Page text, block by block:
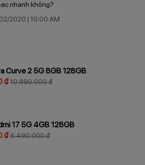
nhanh không?
2020 | 10:00 AM
Curve 2 5G 8GB 128GB
₫10.990.000 ₫
17 5G 4GB 128GB
₫6.490.000 ₫